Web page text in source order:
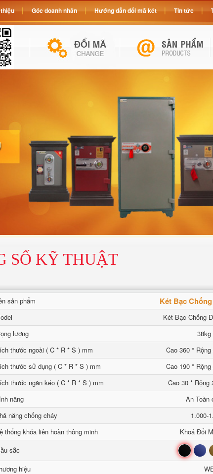
SỐ KỸ THUẬT
sản phẩm Két Bạc
Két Bạc Chống
lượng
38kg
thước ngoài ( C * R * S ) mm
Cao 360 *
thước sử dụng ( C * R * S ) mm
Cao 190 *
thước ngăn kéo ( C * R * S ) mm
Cao 30 * Rộng
năng
An Toàn
năng chống cháy
1.000-
thống khóa liên hoàn thông minh
Khoá Đổi
sắc
Đen Xanh
hiệu
Góc doanh nhân Hướng dẫn đổi mã két Tin tức